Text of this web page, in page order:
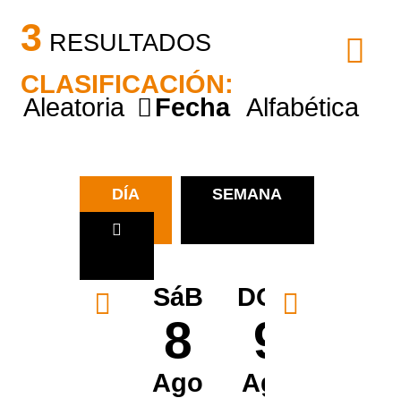
3 RESULTADOS
CLASIFICACIÓN:
Aleatoria
Fecha Alfabética
DÍA SEMANA
SáB
8
Ago
DOM
9
Ago